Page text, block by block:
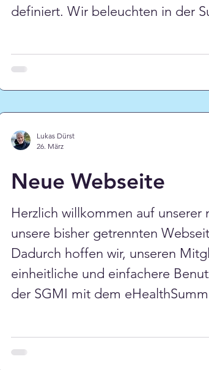
definiert. Wir beleuchten in der
Neue Webseite
Herzlich willkommen auf
unsere bisher getrennten
Dadurch hoffen wir, unseren
einheitliche und einfachere
der SGMI mit dem
Lukas Dürst
26. März